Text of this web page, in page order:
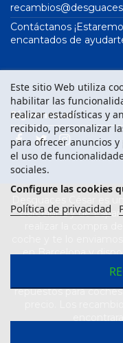
Contáctanos
encantados de
Este sitio Web utiliza
habilitar las
realizar estadísticas y
recibido, personalizar
para ofrecer anuncios
el uso de
sociales.
Configure las cookies
Política de privacidad
Síguenos en
Barcelona y de
en Barcelona y
todas las marcas de
necesitas para tu
repuestos para